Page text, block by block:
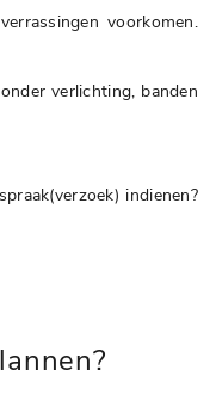
voorkomen.
verlichting, banden
indienen?